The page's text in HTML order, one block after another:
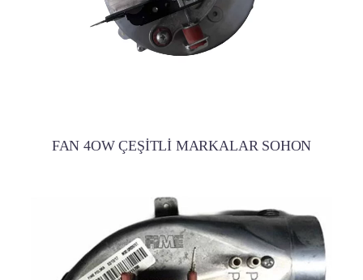
FAN 4OW ÇEŞİTLİ MARKALAR SOHON